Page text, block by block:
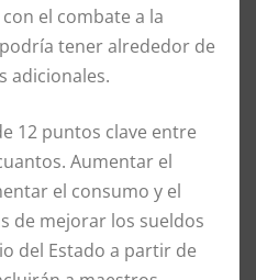
el combate a la
tener alrededor de
adicionales.
12 puntos clave entre
Aumentar el
el consumo y el
de mejorar los sueldos
del Estado a partir de